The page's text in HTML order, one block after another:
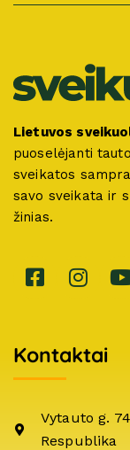
Lietuvos
puoselėjanti
sveikatos
savo sveikata ir
žinias.
Kontaktai
Vytauto g.
Respublika